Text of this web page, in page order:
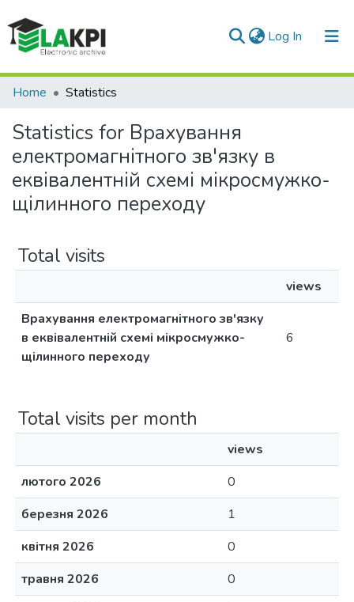
Log In (current)
Communities & Collections
All of DSpace
Home Statistics
Statistics for Врахування
електромагнітного зв'язку в
еквівалентній схемі мікросмужко-
щілинного переходу
Total visits
views
Врахування електромагнітного зв'язку
в еквівалентній схемі мікросмужко-
щілинного переходу
6
Total visits per month
views
лютого 2026
0
березня 2026
1
квітня 2026
0
травня 2026
0